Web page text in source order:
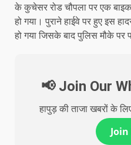
के कुचेसर रोड चौपला पर एक बाइक
हो गया। पुराने हाईवे पर हुए इस
हो गया जिसके बाद पुलिस मौके
📢 Join Our
हापुड़ की ताजा खबरों के